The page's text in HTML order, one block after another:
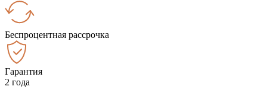
Беспроцентная рассрочка
Гарантия
2 года